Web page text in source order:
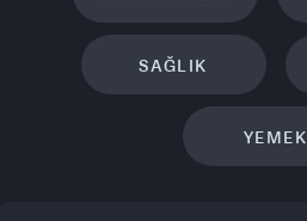
SAĞLIK
YEMEK